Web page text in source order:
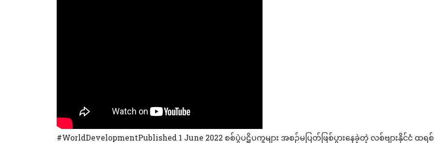
#WorldDevelopmentPublished 1 June 2022 စစ်ပွဲပဋိပက္ခများ အစဉ်မပြတ်ဖြစ်ပွားနေခဲ့တဲ့ လစ်ဗျားနိုင်ငံ ထ